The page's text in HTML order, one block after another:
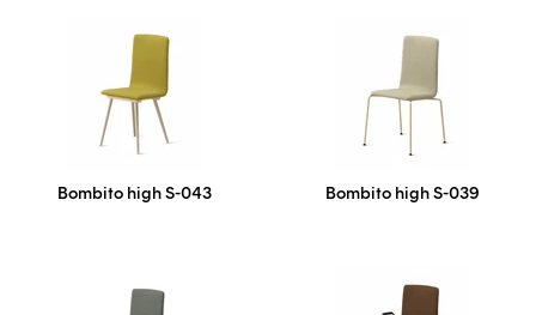
Bombito high S-043 Bombito high S-039